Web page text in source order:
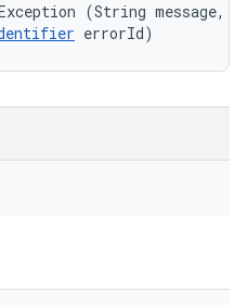
(String message,
errorId)